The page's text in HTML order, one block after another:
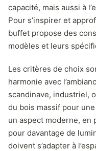
capacité, mais aussi à
Pour s’inspirer et
buffet propose des
modèles et leurs
Les critères de choix
harmonie avec
scandinave, industriel,
du bois massif pour
un aspect moderne, en
pour davantage de
doivent s’adapter à